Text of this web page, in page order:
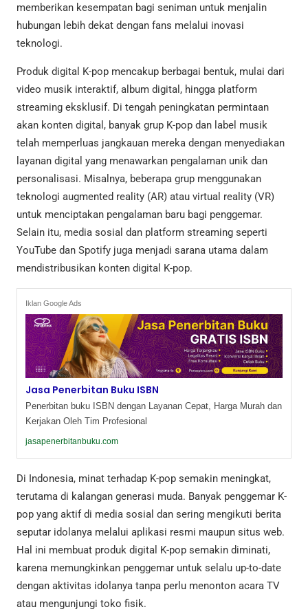
memberikan kesempatan bagi seniman untuk menjalin
hubungan lebih dekat dengan fans melalui inovasi
teknologi.
Produk digital K-pop mencakup berbagai bentuk, mulai dari
video musik interaktif, album digital, hingga platform
streaming eksklusif. Di tengah peningkatan permintaan
akan konten digital, banyak grup K-pop dan label musik
telah memperluas jangkauan mereka dengan menyediakan
layanan digital yang menawarkan pengalaman unik dan
personalisasi. Misalnya, beberapa grup menggunakan
teknologi augmented reality (AR) atau virtual reality (VR)
untuk menciptakan pengalaman baru bagi penggemar.
Selain itu, media sosial dan platform streaming seperti
YouTube dan Spotify juga menjadi sarana utama dalam
mendistribusikan konten digital K-pop.
Iklan Google Ads
Jasa Penerbitan Buku ISBN
Penerbitan buku ISBN dengan Layanan Cepat, Harga Murah dan
Kerjakan Oleh Tim Profesional
jasapenerbitanbuku.com
Di Indonesia, minat terhadap K-pop semakin meningkat,
terutama di kalangan generasi muda. Banyak penggemar K-
pop yang aktif di media sosial dan sering mengikuti berita
seputar idolanya melalui aplikasi resmi maupun situs web.
Hal ini membuat produk digital K-pop semakin diminati,
karena memungkinkan penggemar untuk selalu up-to-date
dengan aktivitas idolanya tanpa perlu menonton acara TV
atau mengunjungi toko fisik.